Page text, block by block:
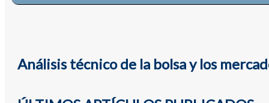
Análisis técnico de la bolsa y los